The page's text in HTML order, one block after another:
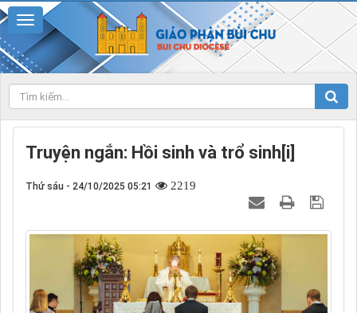
Truyện ngắn: Hồi sinh và trổ sinh[i]
Thứ sáu - 24/10/2025 05:21 2219